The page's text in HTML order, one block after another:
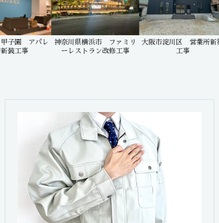
パレ
神奈川県横浜市 ファミリ
ーレストラン改修工事
大阪市淀川区 営業所新築
東